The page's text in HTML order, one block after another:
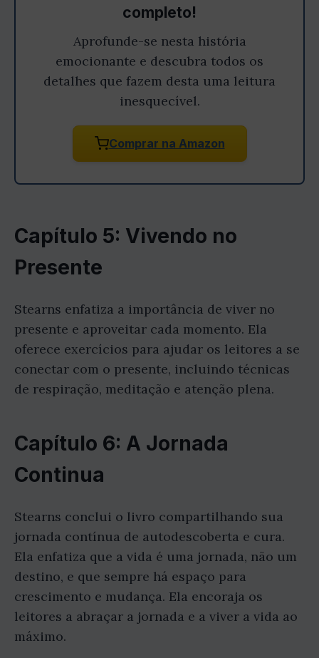
completo!
Aprofunde-se nesta história
emocionante e descubra todos os
detalhes que fazem desta uma leitura
inesquecível.
Comprar na Amazon
Capítulo 5: Vivendo no
Presente
Stearns enfatiza a importância de viver no
presente e aproveitar cada momento. Ela
oferece exercícios para ajudar os leitores a se
conectar com o presente, incluindo técnicas
de respiração, meditação e atenção plena.
Capítulo 6: A Jornada
Continua
Stearns conclui o livro compartilhando sua
jornada contínua de autodescoberta e cura.
Ela enfatiza que a vida é uma jornada, não um
destino, e que sempre há espaço para
crescimento e mudança. Ela encoraja os
leitores a abraçar a jornada e a viver a vida ao
máximo.